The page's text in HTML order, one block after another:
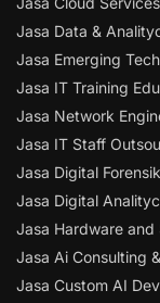
Jasa Data &
Jasa Emerging
Jasa IT Training
Jasa Network
Jasa IT Staff
Jasa Digital Forensik
Jasa Digital
Jasa Hardware and
Jasa Ai Consulting
Jasa Custom AI